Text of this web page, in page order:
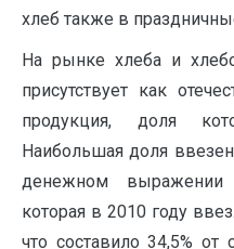
хлеб также в
На рынке хлеба и
присутствует как
продукция, доля
Наибольшая доля
денежном выражении
которая в 2010 году
что составило 34,5%